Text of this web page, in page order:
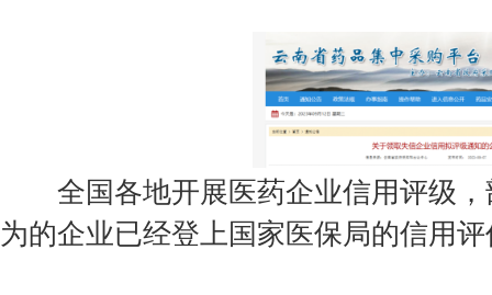
会费制度
协会章程
会员名单
道德准则
全国各地开展医药企业信用评级，
为的企业已经登上国家医保局的信用评